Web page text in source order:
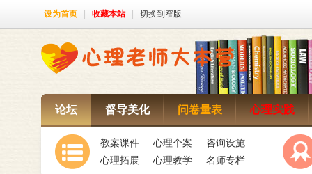
设为首页 收藏本站 切换到窄版
论坛 督导美化 问卷量表 心理实践
教案课件 心理个案
咨询设施
心理拓展
心理教学 名师专栏